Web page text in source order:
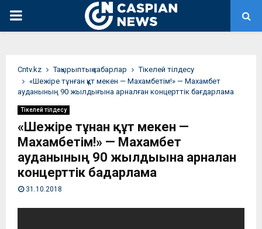
PRIMARY
Сntv.kz Тақырыптық хабарлар
Тікелей тілдесу
«Шежіре тұнған құт мекен — Махамбетім!» — Махамбет
ауданының 90 жылдығына арналған концерттік бағдарлама
Тікелей тілдесу
«Шежіре тұнған құт мекен —
Махамбетім!» — Махамбет
ауданының 90 жылдығына арналған
концерттік бағдарлама
31.10.2018